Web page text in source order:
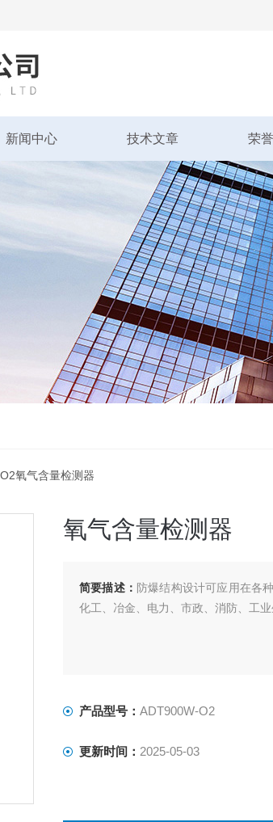
新闻中心 技术文章 荣
氧气含量检测器
氧气含量检测器
简要描述： 防爆结构设计可应用在各
化工、冶金、电力、市政、消防、工
产品型号： ADT900W-O2
更新时间： 2025-05-03